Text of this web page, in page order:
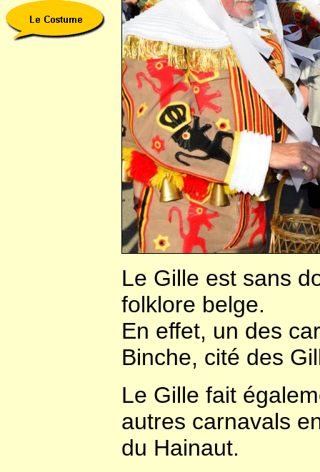
Le Gille est sans
folklore belge.
En effet, un des
Binche, cité des
Le Gille fait
autres carnavals
du Hainaut.